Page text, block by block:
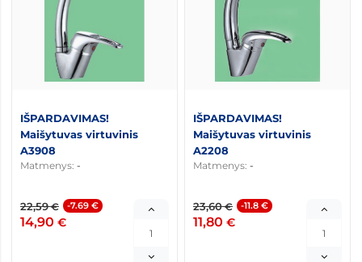
IŠPARDAVIMAS!
Maišytuvas virtuvinis
A3908
Matmenys: -
22,59€ -7.69 €
14,90 €
IŠPARDAVIMAS!
Maišytuvas virtuvinis
A2208
Matmenys: -
23,60€ -11.8 €
11,80 €